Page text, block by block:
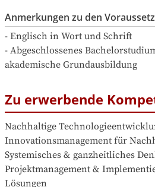
Anmerkungen zu den
- Englisch in Wort und Schrift
- Abgeschlossenes
akademische Grundausbildung
Zu erwerbende
Nachhaltige
Innovationsmanagement für
Systemisches & ganzheitliches
Projektmanagement &
Lösungen